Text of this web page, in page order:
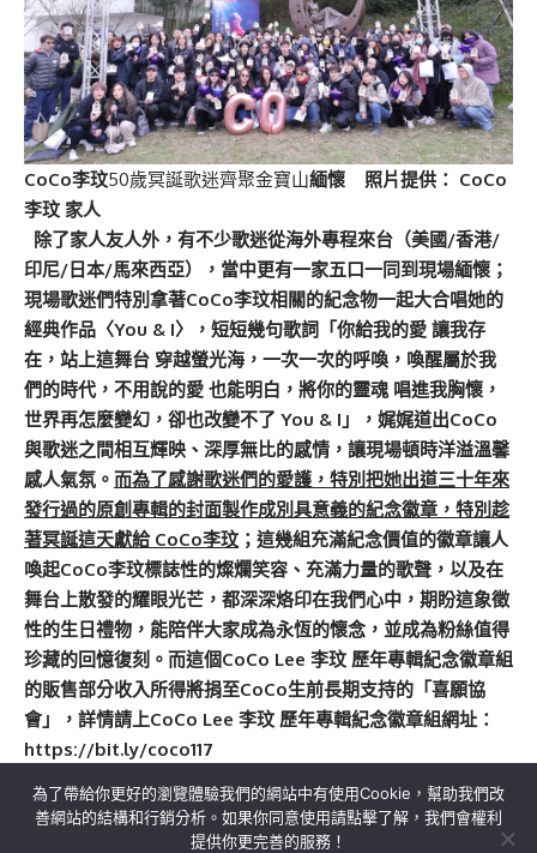
CoCo李玟50歲冥誕歌迷齊聚金寶山緬懷 照片提供： CoCo
李玟 家人
除了家人友人外，有不少歌迷從海外專程來台（美國/香港/
印尼/日本/馬來西亞），當中更有一家五口一同到現場緬懷；
現場歌迷們特別拿著CoCo李玟相關的紀念物一起大合唱她的
經典作品〈You & I〉，短短幾句歌詞「你給我的愛 讓我存
在，站上這舞台 穿越螢光海，一次一次的呼喚，喚醒屬於我
們的時代，不用說的愛 也能明白，將你的靈魂 唱進我胸懷，
世界再怎麼變幻，卻也改變不了 You & I」，娓娓道出CoCo
與歌迷之間相互輝映、深厚無比的感情，讓現場頓時洋溢溫馨
感人氣氛。 而為了感謝歌迷們的愛護，特別把她出道三十年來
發行過的原創專輯的封面製作成別具意義的紀念徽章，特別趁
著冥誕這天獻給 CoCo李玟 ；這幾組充滿紀念價值的徽章讓人
喚起CoCo李玟標誌性的燦爛笑容、充滿力量的歌聲，以及在
舞台上散發的耀眼光芒，都深深烙印在我們心中，期盼這象徵
性的生日禮物，能陪伴大家成為永恆的懷念，並成為粉絲值得
珍藏的回憶復刻。而這個CoCo Lee 李玟 歷年專輯紀念徽章組
的販售部分收入所得將捐至CoCo生前長期支持的「喜願協
會」，詳情請上CoCo Lee 李玟 歷年專輯紀念徽章組網址：
https://bit.ly/coco117
關於我們 隱私權政策 聯絡我們
為了帶給你更好的瀏覽體驗我們的網站中有使用Cookie，幫助我們改
善網站的結構和行銷分析。如果你同意使用請點擊了解，我們會權利
提供你更完善的服務！